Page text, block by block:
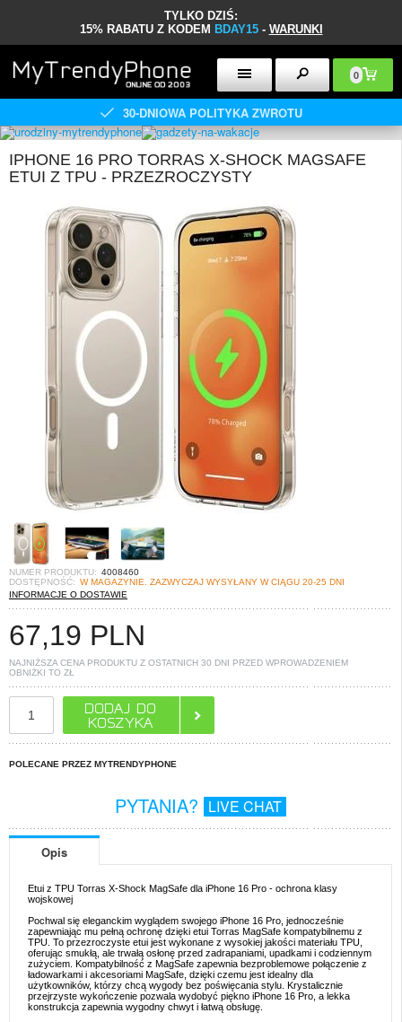
TYLKO DZIŚ:
15% RABATU Z KODEM BDAY15- WARUNKI
0
30-DNIOWA POLITYKA ZWROTU
IPHONE 16 PRO TORRAS X-SHOCK MAGSAFE
ETUI Z TPU - PRZEZROCZYSTY
NUMER PRODUKTU: 4008460
DOSTĘPNOŚĆ: W MAGAZYNIE. ZAZWYCZAJ WYSYŁANY W CIĄGU 20-25 DNI
INFORMACJE O DOSTAWIE
67,19 PLN
NAJNIŻSZA CENA PRODUKTU Z OSTATNICH 30 DNI PRZED WPROWADZENIEM
OBNIŻKI TO ZŁ
POLECANE PRZEZ MYTRENDYPHONE
PYTANIA? LIVE CHAT
Opis
Etui z TPU Torras X-Shock MagSafe dla iPhone 16 Pro - ochrona klasy
wojskowej
Pochwal się eleganckim wyglądem swojego iPhone 16 Pro, jednocześnie
zapewniając mu pełną ochronę dzięki etui Torras MagSafe kompatybilnemu z
TPU. To przezroczyste etui jest wykonane z wysokiej jakości materiału TPU,
oferując smukłą, ale trwałą osłonę przed zadrapaniami, upadkami i codziennym
zużyciem. Kompatybilność z MagSafe zapewnia bezproblemowe połączenie z
ładowarkami i akcesoriami MagSafe, dzięki czemu jest idealny dla
użytkowników, którzy chcą wygody bez poświęcania stylu. Krystalicznie
przejrzyste wykończenie pozwala wydobyć piękno iPhone 16 Pro, a lekka
konstrukcja zapewnia wygodny chwyt i łatwą obsługę.